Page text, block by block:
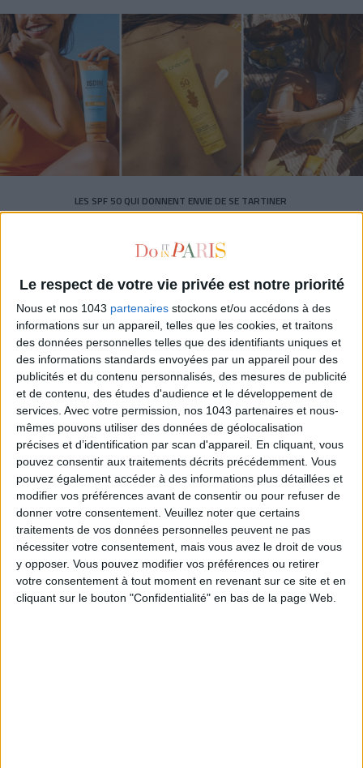
Le respect de votre vie privée est notre priorité
Nous et nos 1043 partenaires stockons et/ou accédons à des
informations sur un appareil, telles que les cookies, et traitons
des données personnelles telles que des identifiants uniques et
des informations standards envoyées par un appareil pour des
publicités et du contenu personnalisés, des mesures de publicité
et de contenu, des études d'audience et le développement de
services. Avec votre permission, nos 1043 partenaires et nous-
mêmes pouvons utiliser des données de géolocalisation
précises et d’identification par scan d'appareil. En cliquant, vous
pouvez consentir aux traitements décrits précédemment. Vous
pouvez également accéder à des informations plus détaillées et
modifier vos préférences avant de consentir ou pour refuser de
donner votre consentement. Veuillez noter que certains
traitements de vos données personnelles peuvent ne pas
nécessiter votre consentement, mais vous avez le droit de vous
y opposer. Vous pouvez modifier vos préférences ou retirer
votre consentement à tout moment en revenant sur ce site et en
cliquant sur le bouton "Confidentialité" en bas de la page Web.
LES SPF 50 QUI DONNENT ENVIE DE SE TARTINER
LES MEILLEURS HÔTELS POUR UN WEEK-END SPA ET GASTRONOMIE